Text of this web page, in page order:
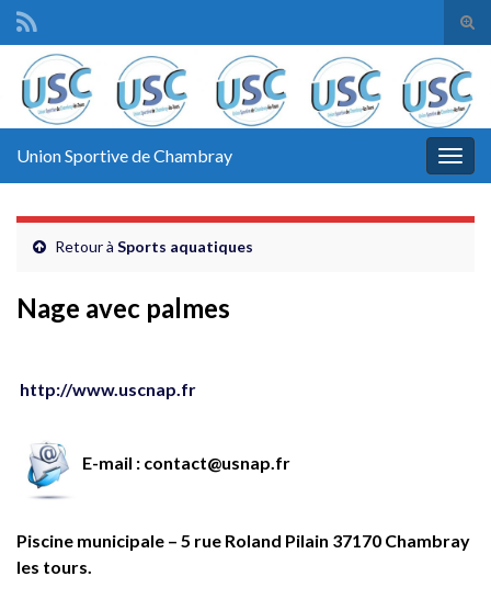
Search for:
Union Sportive de Chambray
Retour à Sports aquatiques
Nage avec palmes
http://www.uscnap.fr
E-mail : contact@usnap.fr
Piscine municipale – 5 rue Roland Pilain 37170 Chambray
les tours.